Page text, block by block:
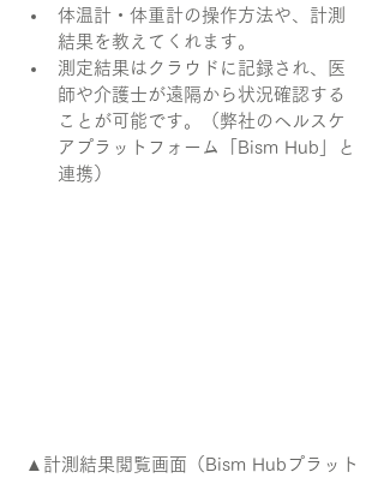
体温計・体重計の操作方法や、計測
結果を教えてくれます。
測定結果はクラウドに記録され、医
師や介護士が遠隔から状況確認する
ことが可能です。（弊社のヘルスケ
アプラットフォーム「Bism Hub」と
連携）
▲計測結果閲覧画面（Bism Hubプラット